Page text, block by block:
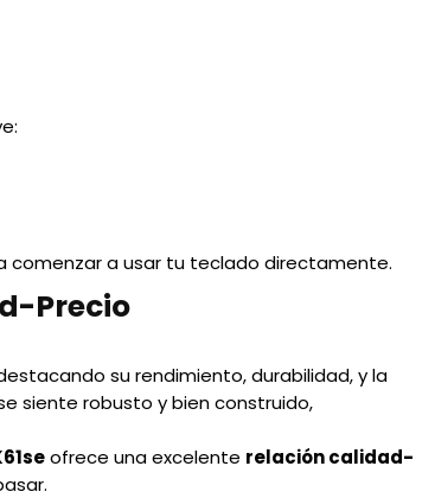
comenzar a usar tu teclado directamente.
Precio
su rendimiento, durabilidad, y la
siente robusto y bien construido,
ofrece una excelente relación calidad-